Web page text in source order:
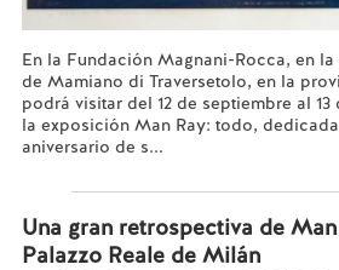
En la Fundación Magnani-Rocca, en
de Mamiano di Traversetolo, en la
podrá visitar del 12 de septiembre al
la exposición Man Ray: todo,
aniversario de s...
Una gran retrospectiva de
Palazzo Reale de Milán